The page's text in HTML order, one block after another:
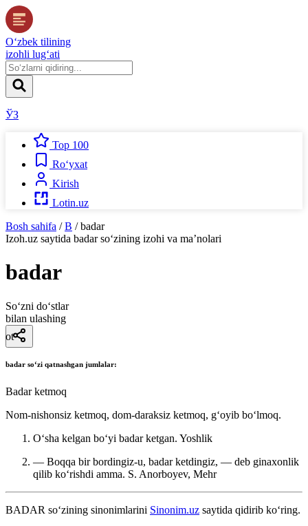
O‘zbek tilining
izohli lug‘ati
ЎЗ
Top 100
Ro‘yxat
Kirish
Lotin.uz
Bosh sahifa / B / badar
Izoh.uz saytida badarso‘zining izohi va ma’nolari
badar
So‘zni do‘stlar
bilan ulashing
ot
badar soʻzi qatnashgan jumlalar:
Badar ketmoq
Nom-nishonsiz ketmoq, dom-daraksiz ketmoq, gʻoyib boʻlmoq.
Oʻsha kelgan boʻyi badar ketgan. Yoshlik
— Boqqa bir bordingiz-u, badar ketdingiz, — deb ginaxonlik
qilib koʻrishdi amma. S. Anorboyev, Mehr
BADAR so‘zining sinonimlarini Sinonim.uz saytida qidirib ko‘ring.